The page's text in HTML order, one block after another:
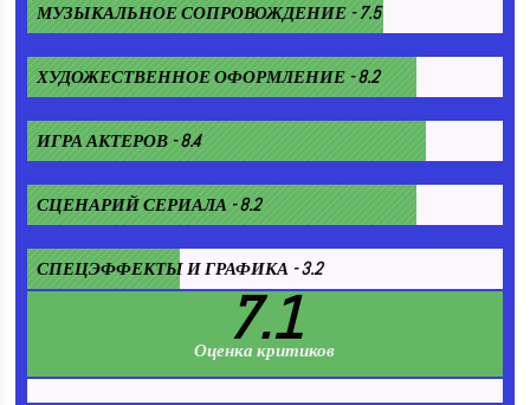
МУЗЫКАЛЬНОЕ СОПРОВОЖДЕНИЕ - 7.5
ХУДОЖЕСТВЕННОЕ ОФОРМЛЕНИЕ - 8.2
ИГРА АКТЕРОВ - 8.4
СЦЕНАРИЙ СЕРИАЛА - 8.2
СПЕЦЭФФЕКТЫ И ГРАФИКА - 3.2
7.1
Оценка критиков